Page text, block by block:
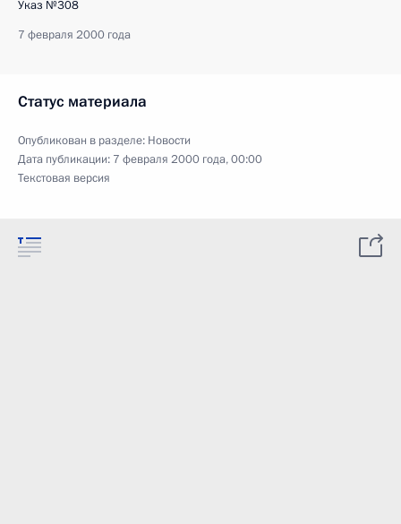
Указ №308
7 февраля 2000 года
Статус материала
Опубликован в разделе: Новости
Дата публикации: 7 февраля 2000 года, 00:00
Текстовая версия